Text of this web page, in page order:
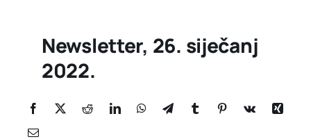
Newsletter, 26. siječanj
2022.